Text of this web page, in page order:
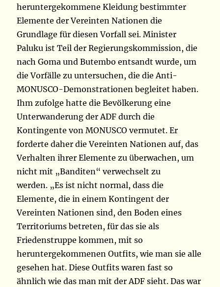
heruntergekommene Kleidung bestimmter
Elemente der Vereinten Nationen die
Grundlage für diesen Vorfall sei. Minister
Paluku ist Teil der Regierungskommission, die
nach Goma und Butembo entsandt wurde, um
die Vorfälle zu untersuchen, die die Anti-
MONUSCO-Demonstrationen begleitet haben.
Ihm zufolge hatte die Bevölkerung eine
Unterwanderung der ADF durch die
Kontingente von MONUSCO vermutet. Er
forderte daher die Vereinten Nationen auf, das
Verhalten ihrer Elemente zu überwachen, um
nicht mit „Banditen“ verwechselt zu
werden. „Es ist nicht normal, dass die
Elemente, die in einem Kontingent der
Vereinten Nationen sind, den Boden eines
Territoriums betreten, für das sie als
Friedenstruppe kommen, mit so
heruntergekommenen Outfits, wie man sie alle
gesehen hat. Diese Outfits waren fast so
ähnlich wie das man mit der ADF sieht. Das war